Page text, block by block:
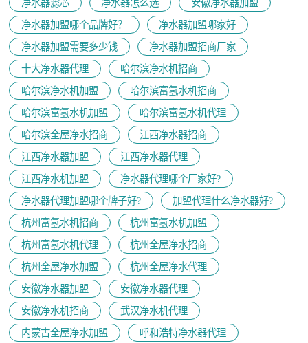
净水器滤芯
净水器怎么选
安徽净水器加盟
净水器加盟哪个品牌好？
净水器加盟哪家好
净水器加盟需要多少钱
净水器加盟招商厂家
十大净水器代理
哈尔滨净水机招商
哈尔滨净水机加盟
哈尔滨富氢水机招商
哈尔滨富氢水机加盟
哈尔滨富氢水机代理
哈尔滨全屋净水招商
江西净水器招商
江西净水器加盟
江西净水器代理
江西净水机加盟
净水器代理哪个厂家好?
净水器代理加盟哪个牌子好?
加盟代理什么净水器好?
杭州富氢水机招商
杭州富氢水机加盟
杭州富氢水机代理
杭州全屋净水招商
杭州全屋净水加盟
杭州全屋净水代理
安徽净水器加盟
安徽净水器代理
安徽净水机招商
武汉净水机代理
内蒙古全屋净水加盟
呼和浩特净水器代理